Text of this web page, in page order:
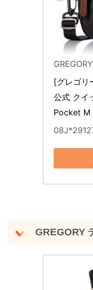
[グレゴリ
公式 クイ
Pocket M
GREGORY